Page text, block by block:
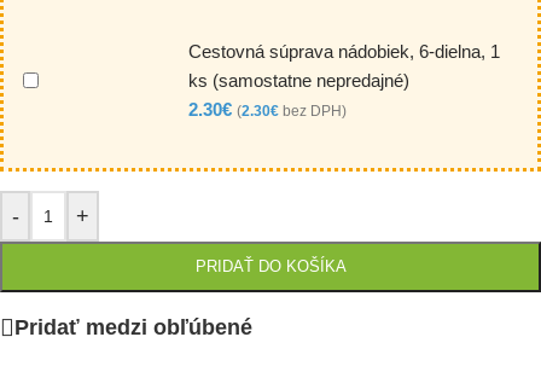
Cestovná súprava nádobiek, 6-dielna, 1
ks (samostatne nepredajné)
2.30€ (2.30€ bez DPH)
- +
PRIDAŤ DO KOŠÍKA
Pridať medzi obľúbené